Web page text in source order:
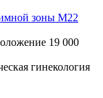
зоны M22
19 000
гинекология